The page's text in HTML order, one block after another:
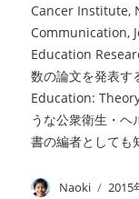
Cancer Institute,
Communication,
Education
数の論文を発表
Education:
うな公衆衛生・ヘ
書の編者としても
投
Naoki
投
2015